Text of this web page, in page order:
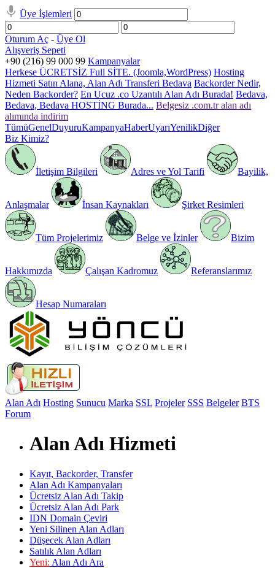
Üye İşlemleri
Oturum Aç - Üye Ol
Alışveriş Sepeti
+90 (216) 99 000 99 Kampanyalar
Herkese ÜCRETSİZ Full SİTE. (Joomla,WordPress) Hosting
Hizmeti Satın Alana, Alan Adı Transferi Bedava Backorder Nedir,
Neden Backorder? En Ucuz .co Uzantılı Alan Adı Burada! Bedava,
Bedava, Bedava HOSTİNG Burada... Belgesiz .com.tr alan adı
alımında indirim
TümüGenelDuyuruKampanyaHaberUyarıYenilikDiğer
Biz Kimiz?
İletişim Bilgileri Adres ve Yol Tarifi Bayilik,
Anlaşmalar İnsan Kaynakları Şirket Resimleri
Tüm Projelerimiz Belge ve İzinler Bizim
Hakkımızda Çalışan Kadromuz Referanslarımız
Hesap Numaraları
Alan Adı Hosting Sunucu Marka SSL Projeler SSS Belgeler BTS
Forum
Alan Adı Hizmeti
Kayıt, Backorder, Transfer
Alan Adı Kampanyaları
Ücretsiz Alan Adı Takip
Ücretsiz Alan Adı Park
IDN Domain Çeviri
Yeni Silinen Alan Adları
Düşecek Alan Adları
Satılık Alan Adları
Yeni: Alan Adı Ara